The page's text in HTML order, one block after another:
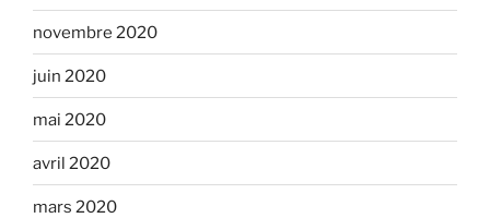
novembre 2020
juin 2020
mai 2020
avril 2020
mars 2020